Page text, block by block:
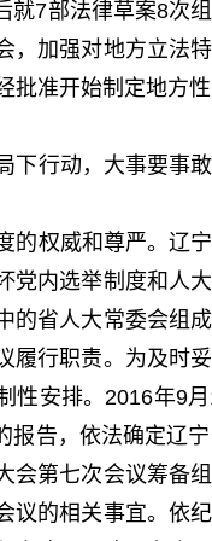
就7部法律草案8次
，加强对地方立法
批准开始制定地方
行动，大事要事
权威和尊严。辽
党内选举制度和人
的省人大常委会组
履行职责。为及时
性安排。2016年9
报告，依法确定辽
会第七次会议筹备
议的相关事宜。依